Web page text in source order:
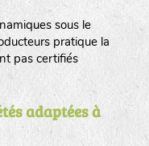
sous le
pratique la
pas certifiés
adaptées à
de la